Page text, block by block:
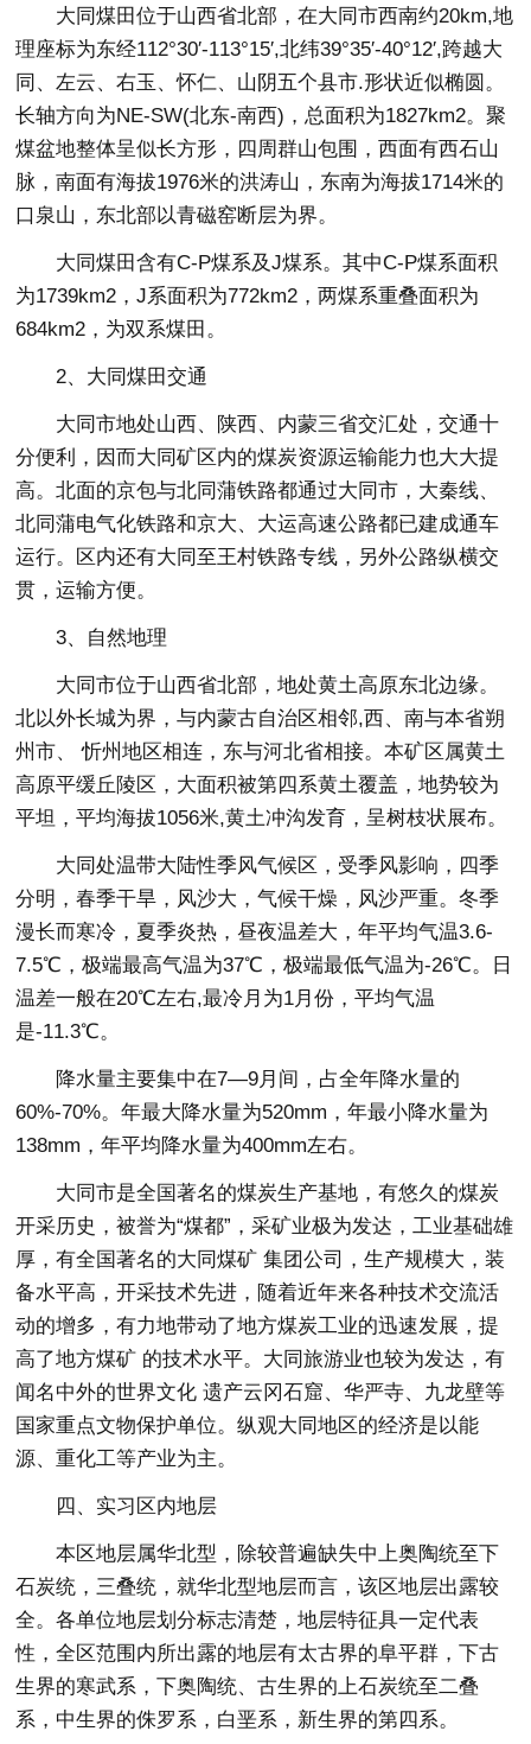
大同煤田位于山西省北部，在大同市西南约20km,地
理座标为东经112°30′-113°15′,北纬39°35′-40°12′,跨越大
同、左云、右玉、怀仁、山阴五个县市.形状近似椭圆。
长轴方向为NE-SW(北东-南西)，总面积为1827km2。聚
煤盆地整体呈似长方形，四周群山包围，西面有西石山
脉，南面有海拔1976米的洪涛山，东南为海拔1714米的
口泉山，东北部以青磁窑断层为界。
大同煤田含有C-P煤系及J煤系。其中C-P煤系面积
为1739km2，J系面积为772km2，两煤系重叠面积为
684km2，为双系煤田。
2、大同煤田交通
大同市地处山西、陕西、内蒙三省交汇处，交通十
分便利，因而大同矿区内的煤炭资源运输能力也大大提
高。北面的京包与北同蒲铁路都通过大同市，大秦线、
北同蒲电气化铁路和京大、大运高速公路都已建成通车
运行。区内还有大同至王村铁路专线，另外公路纵横交
贯，运输方便。
3、自然地理
大同市位于山西省北部，地处黄土高原东北边缘。
北以外长城为界，与内蒙古自治区相邻,西、南与本省朔
州市、 忻州地区相连，东与河北省相接。本矿区属黄土
高原平缓丘陵区，大面积被第四系黄土覆盖，地势较为
平坦，平均海拔1056米,黄土冲沟发育，呈树枝状展布。
大同处温带大陆性季风气候区，受季风影响，四季
分明，春季干旱，风沙大，气候干燥，风沙严重。冬季
漫长而寒冷，夏季炎热，昼夜温差大，年平均气温3.6-
7.5℃，极端最高气温为37℃，极端最低气温为-26℃。日
温差一般在20℃左右,最冷月为1月份，平均气温
是-11.3℃。
降水量主要集中在7—9月间，占全年降水量的
60%-70%。年最大降水量为520mm，年最小降水量为
138mm，年平均降水量为400mm左右。
大同市是全国著名的煤炭生产基地，有悠久的煤炭
开采历史，被誉为“煤都”，采矿业极为发达，工业基础雄
厚，有全国著名的大同煤矿 集团公司，生产规模大，装
备水平高，开采技术先进，随着近年来各种技术交流活
动的增多，有力地带动了地方煤炭工业的迅速发展，提
高了地方煤矿 的技术水平。大同旅游业也较为发达，有
闻名中外的世界文化 遗产云冈石窟、华严寺、九龙壁等
国家重点文物保护单位。纵观大同地区的经济是以能
源、重化工等产业为主。
四、实习区内地层
本区地层属华北型，除较普遍缺失中上奥陶统至下
石炭统，三叠统，就华北型地层而言，该区地层出露较
全。各单位地层划分标志清楚，地层特征具一定代表
性，全区范围内所出露的地层有太古界的阜平群，下古
生界的寒武系，下奥陶统、古生界的上石炭统至二叠
系，中生界的侏罗系，白垩系，新生界的第四系。